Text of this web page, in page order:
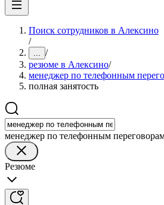
Поиск сотрудников в Алексино
/
... /
резюме в Алексино/
менеджер по телефонным
полная занятость
менеджер по телефонным
Резюме